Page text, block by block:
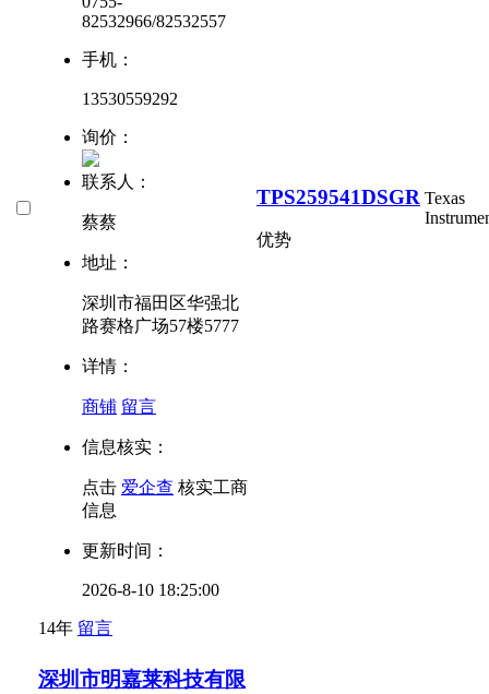
82532966/82532557
手机：
13530559292
询价：
联系人：
蔡蔡
地址：
深圳市福田区华强北
路赛格广场57楼5777
详情：
商铺 留言
信息核实：
点击 爱企查 核实工商
信息
更新时间：
2026-8-10 18:25:00
14年 留言
TPS259541DSGR
优势
Texas
深圳市明嘉莱科技有限